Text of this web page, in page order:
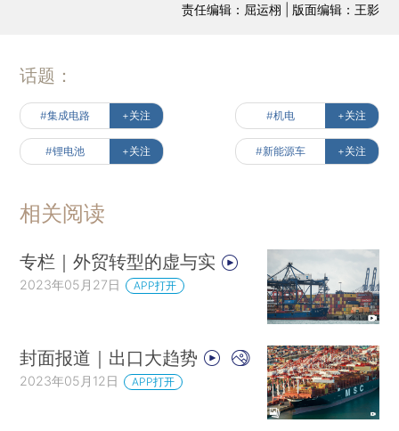
责任编辑：屈运栩 | 版面编辑：王影
话题：
#集成电路 +关注 #机电 +关注
#锂电池 +关注 #新能源车 +关注
相关阅读
专栏｜外贸转型的虚与实
2023年05月27日 APP打开
封面报道｜出口大趋势
2023年05月12日 APP打开